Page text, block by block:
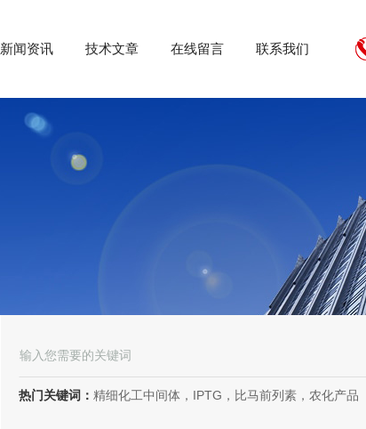
新闻资讯 技术文章 在线留言 联系我们
热门关键词： 精细化工中间体，IPTG，比马前列素，农化产品